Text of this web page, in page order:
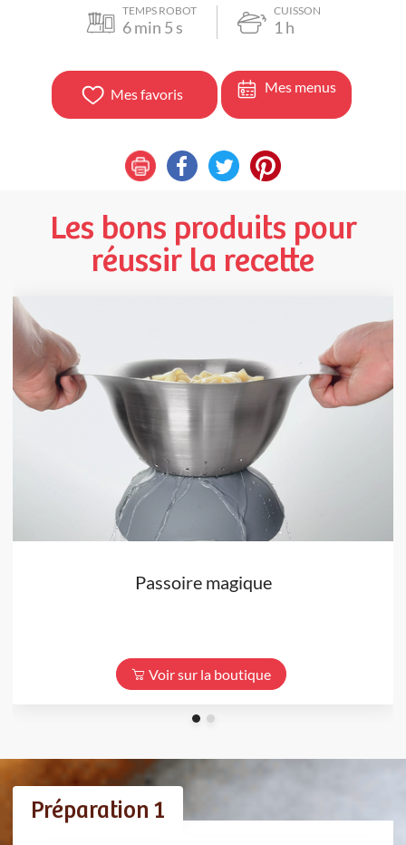
TEMPS ROBOT
6min 5 s
CUISSON
1 h
Mes favoris Mes menus
Les bons produits pour
réussir la recette
Passoire magique
Voir sur la boutique
Préparation 1